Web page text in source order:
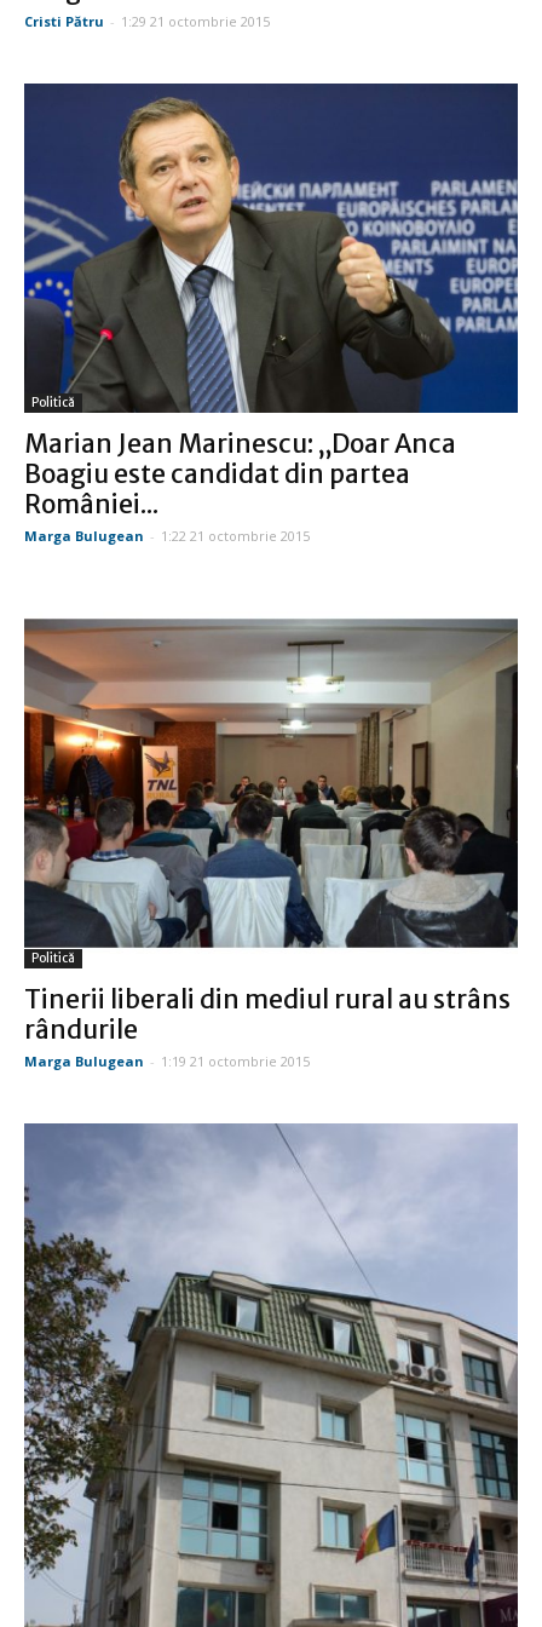
Cristi Pătru - 1:29 21 octombrie 2015
Politică
Marian Jean Marinescu: „Doar Anca
Boagiu este candidat din partea
României...
Marga Bulugean - 1:22 21 octombrie 2015
Politică
Tinerii liberali din mediul rural au strâns
rândurile
Marga Bulugean - 1:19 21 octombrie 2015